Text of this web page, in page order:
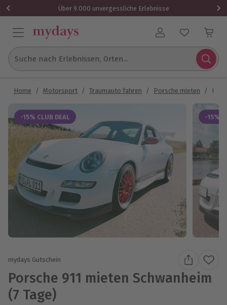
Über 9.000 unvergessliche Erlebnisse
Benutzerkonto
Suche nach Erlebnissen, Orten...
Home / Motorsport / Traumauto fahren / Porsche mieten /
-15% CLUB DEAL -15%
mydays Gutschein
Porsche 911 mieten Schwanheim
(7 Tage)